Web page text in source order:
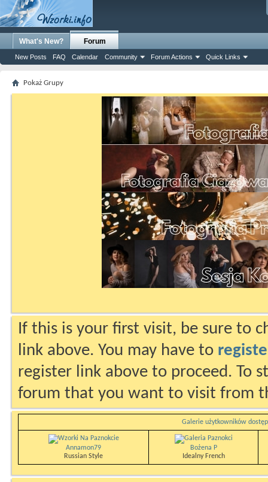
What's New? Forum
New Posts FAQ Calendar Community Forum Actions Quick Links
Pokaż Grupy
If this is your first visit, be sure to
link above. You may have to
register link above to proceed. To
forum that you want to visit from
Galerie użytkowników
Annamon79
Russian Style
Bożena P
Idealny French